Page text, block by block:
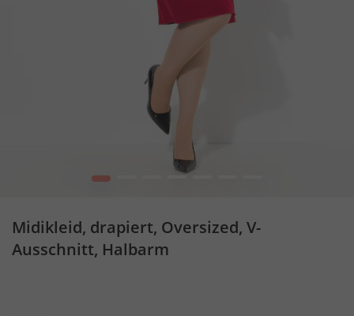
1
Midikleid, drapiert, Oversized, V-
Ausschnitt, Halbarm